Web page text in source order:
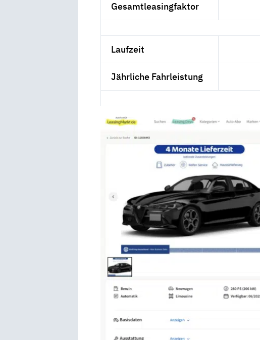
Gesamtleasingfaktor
Laufzeit
Jährliche Fahrleistung